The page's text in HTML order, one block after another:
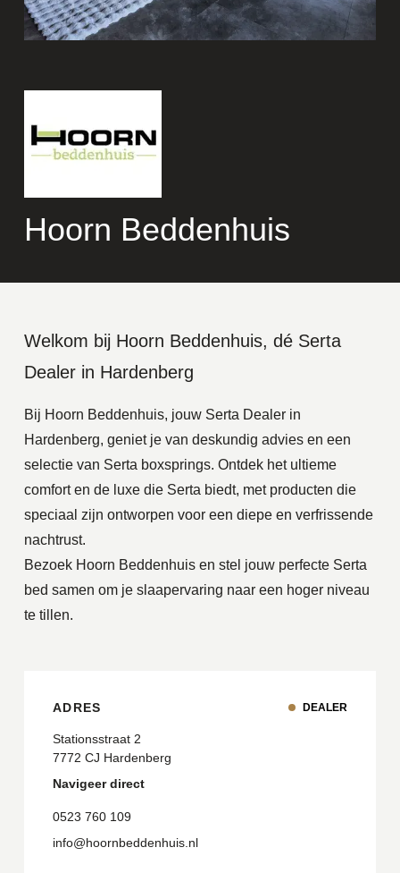
Hoorn Beddenhuis
Welkom bij Hoorn Beddenhuis, dé Serta
Dealer in Hardenberg
Bij Hoorn Beddenhuis, jouw Serta Dealer in
Hardenberg, geniet je van deskundig advies en een
selectie van Serta boxsprings. Ontdek het ultieme
comfort en de luxe die Serta biedt, met producten die
speciaal zijn ontworpen voor een diepe en verfrissende
nachtrust.
Bezoek Hoorn Beddenhuis en stel jouw perfecte Serta
bed samen om je slaapervaring naar een hoger niveau
te tillen.
ADRES DEALER
Stationsstraat 2
7772 CJ Hardenberg
Navigeer direct
0523 760 109
info@hoornbeddenhuis.nl